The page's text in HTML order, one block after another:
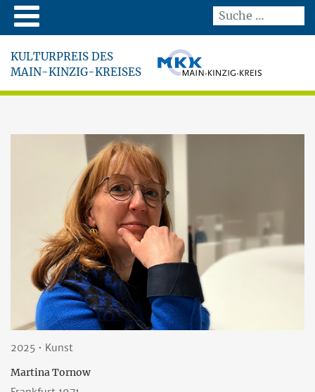
KULTURPREIS DES
MAIN-KINZIG-KREISES
2025 • Kunst
Martina Tornow